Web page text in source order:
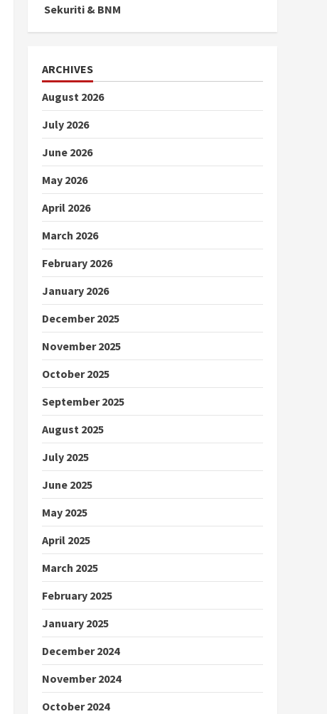
Sekuriti & BNM
ARCHIVES
August 2026
July 2026
June 2026
May 2026
April 2026
March 2026
February 2026
January 2026
December 2025
November 2025
October 2025
September 2025
August 2025
July 2025
June 2025
May 2025
April 2025
March 2025
February 2025
January 2025
December 2024
November 2024
October 2024